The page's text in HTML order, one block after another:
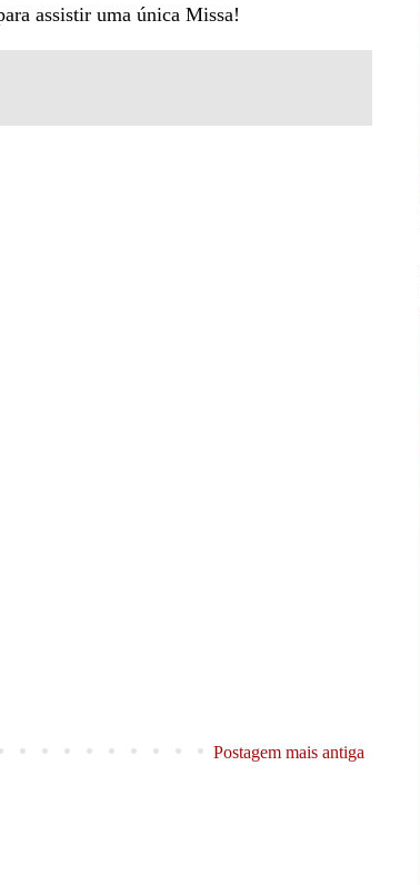
assistir uma única Missa!
Postagem mais antiga